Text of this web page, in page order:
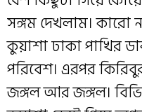
সঙ্গম দেখলাম। কারো
কুয়াশা ঢাকা পাখির
পরিবেশ। এরপর
জঙ্গল আর জঙ্গল।